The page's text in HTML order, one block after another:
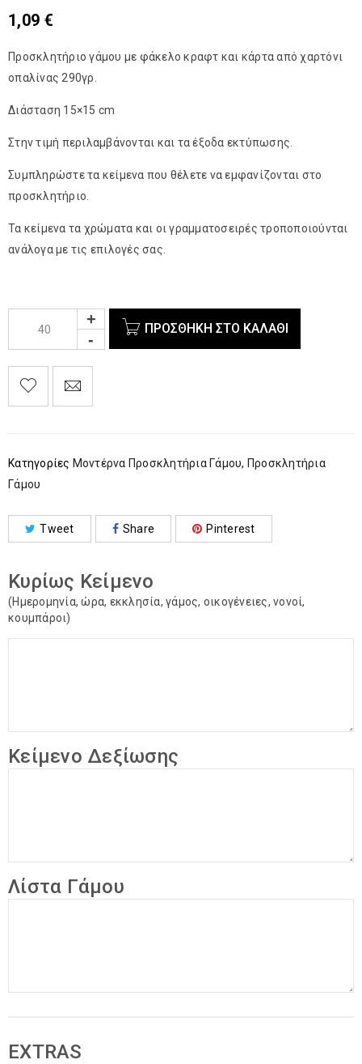
1,09 €
Προσκλητήριο γάμου με φάκελο κραφτ και κάρτα από χαρτόνι
οπαλίνας 290γρ.
Διάσταση 15×15 cm
Στην τιμή περιλαμβάνονται και τα έξοδα εκτύπωσης.
Συμπληρώστε τα κείμενα που θέλετε να εμφανίζονται στο
προσκλητήριο.
Τα κείμενα τα χρώματα και οι γραμματοσειρές τροποποιούνται
ανάλογα με τις επιλογές σας.
ΠΡΟΣΘΉΚΗ ΣΤΟ ΚΑΛΆΘΙ
Κατηγορίες Μοντέρνα Προσκλητήρια Γάμου, Προσκλητήρια
Γάμου
Tweet Share Pinterest
Κυρίως Κείμενο
(Ημερομηνία, ώρα, εκκλησία, γάμος, οικογένειες, νονοί,
κουμπάροι)
Κείμενο Δεξίωσης
Λίστα Γάμου
EXTRAS